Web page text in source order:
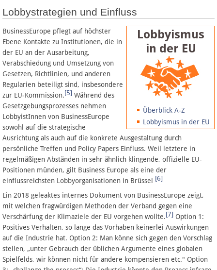
Lobbystrategien und Einfluss
Überblick A-Z
Lobbyismus in der EU
BusinessEurope pflegt auf höchster
Ebene Kontakte zu Institutionen, die in
der EU an der Ausarbeitung,
Verabschiedung und Umsetzung von
Gesetzen, Richtlinien, und anderen
Regularien beteiligt sind, insbesondere
zur EU-Kommission.[5] Während des
Gesetzgebungsprozesses nehmen
LobbyistInnen von BusinessEurope
sowohl auf die strategische
Ausrichtung als auch auf die konkrete Ausgestaltung durch
persönliche Treffen und Policy Papers Einfluss. Weil letztere in
regelmäßigen Abständen in sehr ähnlich klingende, offizielle EU-
Positionen münden, gilt Business Europe als eine der
einflussreichsten Lobbyorganisationen in Brüssel [6]
Ein 2018 geleaktes internes Dokument von BusinessEurope zeigt,
mit welchen fragwürdigen Methoden der Verband gegen eine
Verschärfung der Klimaziele der EU vorgehen wollte.[7] Option 1:
Positives Verhalten, so lange das Vorhaben keinerlei Auswirkungen
auf die Industrie hat. Option 2: Man könne sich gegen den Vorschlag
stellen, „unter Gebrauch der üblichen Argumente eines globalen
Spielfelds, wir können nicht für andere kompensieren etc." Option